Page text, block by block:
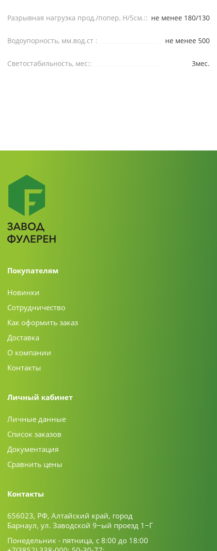
Разрывная нагрузка прод./попер, Н/5см.:: не менее 180/130
Водоупорность, мм.вод.ст : не менее 500
Светостабильность, мес:: 3мес.
Покупателям
Новинки
Сотрудничество
Как оформить заказ
Доставка
О компании
Контакты
Личный кабинет
Личные данные
Список заказов
Документация
Сравнить цены
Контакты
656023, РФ, Алтайский край, город
Барнаул, ул. Заводской 9−ый проезд 1−Г
Понедельник - пятница, с 8:00 до 18:00